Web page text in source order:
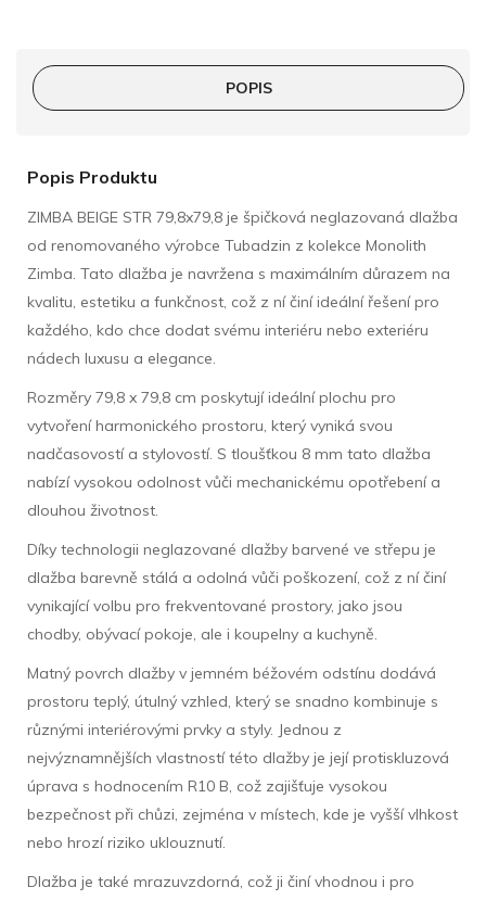
POPIS
Popis Produktu
ZIMBA BEIGE STR 79,8x79,8 je špičková neglazovaná dlažba
od renomovaného výrobce Tubadzin z kolekce Monolith
Zimba. Tato dlažba je navržena s maximálním důrazem na
kvalitu, estetiku a funkčnost, což z ní činí ideální řešení pro
každého, kdo chce dodat svému interiéru nebo exteriéru
nádech luxusu a elegance.
Rozměry 79,8 x 79,8 cm poskytují ideální plochu pro
vytvoření harmonického prostoru, který vyniká svou
nadčasovostí a stylovostí. S tloušťkou 8 mm tato dlažba
nabízí vysokou odolnost vůči mechanickému opotřebení a
dlouhou životnost.
Díky technologii neglazované dlažby barvené ve střepu je
dlažba barevně stálá a odolná vůči poškození, což z ní činí
vynikající volbu pro frekventované prostory, jako jsou
chodby, obývací pokoje, ale i koupelny a kuchyně.
Matný povrch dlažby v jemném béžovém odstínu dodává
prostoru teplý, útulný vzhled, který se snadno kombinuje s
různými interiérovými prvky a styly. Jednou z
nejvýznamnějších vlastností této dlažby je její protiskluzová
úprava s hodnocením R10 B, což zajišťuje vysokou
bezpečnost při chůzi, zejména v místech, kde je vyšší vlhkost
nebo hrozí riziko uklouznutí.
Dlažba je také mrazuvzdorná, což ji činí vhodnou i pro